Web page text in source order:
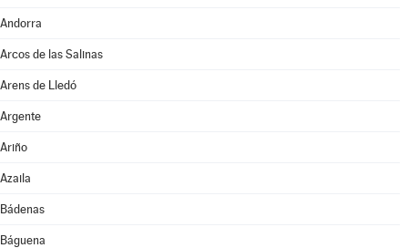
Andorra
Arcos de las Salinas
Arens de Lledó
Argente
Ariño
Azaila
Bádenas
Báguena